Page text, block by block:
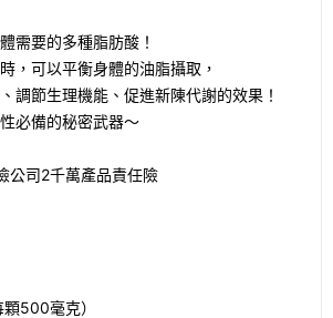
需要的多種脂肪酸！
，可以平衡身體的油脂攝取，
調節生理機能、促進新陳代謝的效果！
必備的秘密武器～
公司2千萬產品責任險
500毫克）